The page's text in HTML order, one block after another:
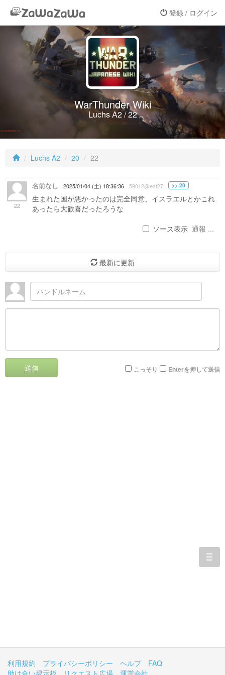
登録 / ログイン
WarThunder Wiki
Luchs A2 / 22
Luchs A2 20 22
22
名前なし 2025/01/04 (土) 18:36:36 59012@eaf27 >> 20
生まれた国が悪かったのは完全同意、イスラエルとかこれ
あったら大歓喜だったろうな
ソース表示 通報 ...
最新に更新
送信 こっそり Enterを押して送信
利用規約 プライバシーポリシー ヘルプ
FAQ
助け合い掲示板
リクエスト広場 運営会社